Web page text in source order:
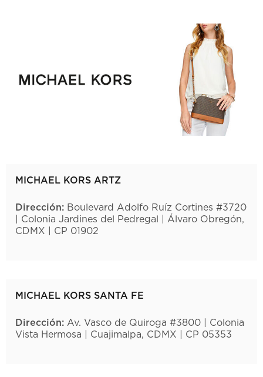
MICHAEL KORS ARTZ
Dirección: Boulevard Adolfo Ruíz Cortines #3720
| Colonia Jardines del Pedregal | Álvaro Obregón,
CDMX | CP 01902
MICHAEL KORS SANTA FE
Dirección: Av. Vasco de Quiroga #3800 | Colonia
Vista Hermosa | Cuajimalpa, CDMX | CP 05353